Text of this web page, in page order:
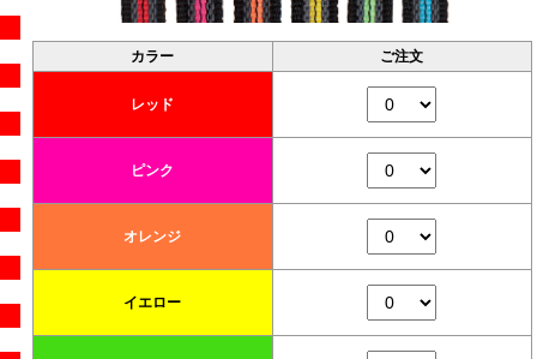
カラー ご注文
レッド
ピンク
オレンジ
イエロー